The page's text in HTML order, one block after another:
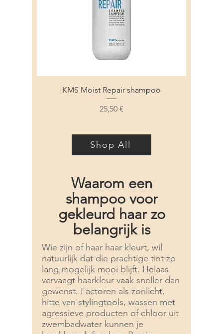
KMS Moist Repair shampoo
Precio
25,50 €
Shop All
Waarom een
shampoo voor
gekleurd haar zo
belangrijk is
Wie zijn of haar haar kleurt, wil
natuurlijk dat die prachtige tint zo
lang mogelijk mooi blijft. Helaas
vervaagt haarkleur vaak sneller dan
gewenst. Factoren als zonlicht,
hitte van stylingtools, wassen met
agressieve producten of chloor uit
zwembadwater kunnen je